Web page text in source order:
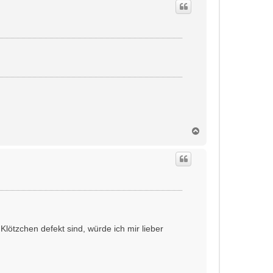
defekt sind, würde ich mir lieber